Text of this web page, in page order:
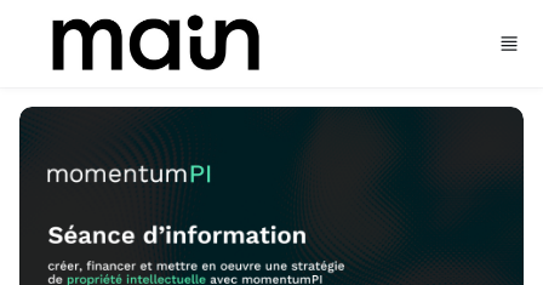
Skip to main content